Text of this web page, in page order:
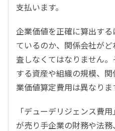
支払います。
企業価値を正確に算出す
ているのか、関係会社が
査しなくてはなりません
する資産や組織の規模、
業価値算定費用は異なりま
「デューデリジェンス費
が売り手企業の財務や法